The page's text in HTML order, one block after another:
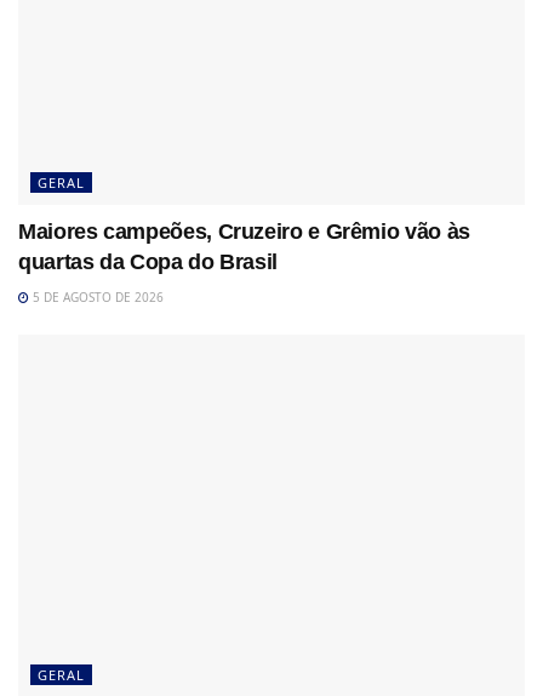
GERAL
Maiores campeões, Cruzeiro e Grêmio vão às
quartas da Copa do Brasil
5 DE AGOSTO DE 2026
GERAL